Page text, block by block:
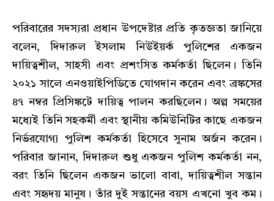
পরিবারের সদস্যরা প্রধান উপদেষ্টার প্রতি কৃতজ্ঞতা জানিয়ে
বলেন, দিদারুল ইসলাম নিউইয়র্ক পুলিশের একজন
দায়িত্বশীল, সাহসী এবং প্রশংসিত কর্মকর্তা ছিলেন। তিনি
২০২১ সালে এনওয়াইপিডিতে যোগদান করেন এবং ব্রঙ্কসের
৪৭ নম্বর প্রিসিঙ্কটে দায়িত্ব পালন করছিলেন। অল্প সময়ের
মধ্যেই তিনি সহকর্মী এবং স্থানীয় কমিউনিটির কাছে একজন
নির্ভরযোগ্য পুলিশ কর্মকর্তা হিসেবে সুনাম অর্জন করেন।
পরিবার জানান, দিদারুল শুধু একজন পুলিশ কর্মকর্তা নন,
বরং তিনি ছিলেন একজন ভালো বাবা, দায়িত্বশীল সন্তান
এবং সহৃদয় মানুষ। তাঁর দুই সন্তানের বয়স এখনো খুব কম।